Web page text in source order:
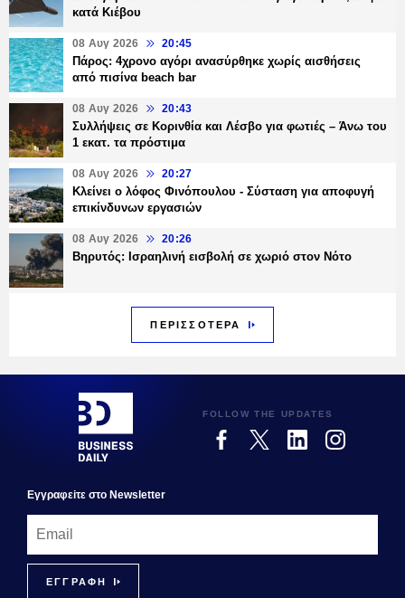
κατά Κιέβου
08 Αυγ 2026 20:45
Πάρος: 4χρονο αγόρι ανασύρθηκε χωρίς αισθήσεις
από πισίνα beach bar
08 Αυγ 2026 20:43
Συλλήψεις σε Κορινθία και Λέσβο για φωτιές – Άνω του
1 εκατ. τα πρόστιμα
08 Αυγ 2026 20:27
Κλείνει ο λόφος Φινόπουλου - Σύσταση για αποφυγή
επικίνδυνων εργασιών
08 Αυγ 2026 20:26
Βηρυτός: Ισραηλινή εισβολή σε χωριό στον Νότο
ΠΕΡΙΣΣΟΤΕΡΑ
FOLLOW THE UPDATES
Εγγραφεiτε στο Newsletter